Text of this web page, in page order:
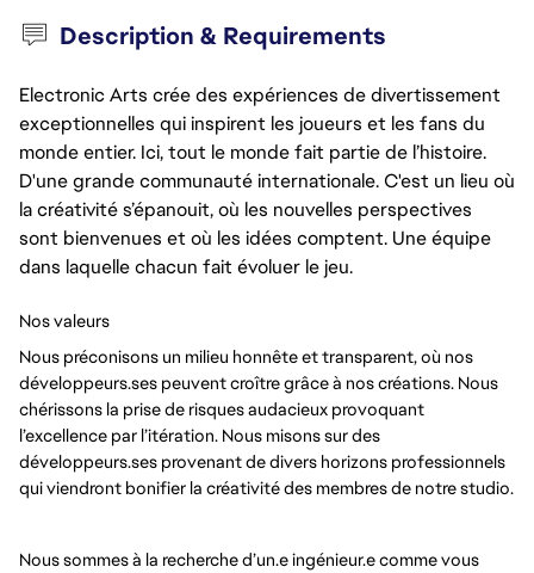
Description & Requirements
Electronic Arts crée des expériences de divertissement
exceptionnelles qui inspirent les joueurs et les fans du
monde entier. Ici, tout le monde fait partie de l’histoire.
D'une grande communauté internationale. C'est un lieu où
la créativité s’épanouit, où les nouvelles perspectives
sont bienvenues et où les idées comptent. Une équipe
dans laquelle chacun fait évoluer le jeu.
Nos valeurs
Nous préconisons un milieu honnête et transparent, où nos
développeurs.ses peuvent croître grâce à nos créations. Nous
chérissons la prise de risques audacieux provoquant
l’excellence par l’itération. Nous misons sur des
développeurs.ses provenant de divers horizons professionnels
qui viendront bonifier la créativité des membres de notre studio.
Nous sommes à la recherche d’un.e ingénieur.e comme vous